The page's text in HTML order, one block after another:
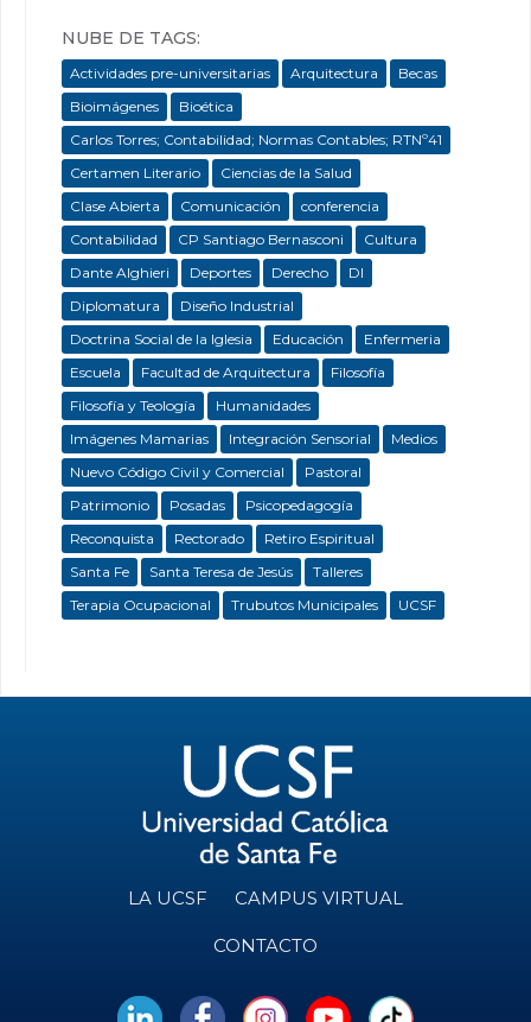
NUBE DE TAGS:
Actividades pre-universitarias Arquitectura
Becas
Bioimágenes
Bioética
Carlos Torres; Contabilidad; Normas Contables; RTNº41
Certamen Literario
Ciencias de la Salud
Clase Abierta
Comunicación
conferencia
Contabilidad
CP Santiago Bernasconi
Cultura
Dante Alghieri
Deportes Derecho
DI
Diplomatura
Diseño Industrial
Doctrina Social de la Iglesia
Educación
Enfermeria
Escuela
Facultad de Arquitectura
Filosofía
Filosofía y Teología
Humanidades
Imágenes Mamarias
Integración Sensorial
Medios
Nuevo Código Civil y Comercial
Pastoral
Patrimonio
Posadas
Psicopedagogía
Reconquista
Rectorado
Retiro Espiritual
Santa Fe
Santa Teresa de Jesús
Talleres
Terapia Ocupacional
Trubutos Municipales UCSF
LA UCSF CAMPUS VIRTUAL
CONTACTO